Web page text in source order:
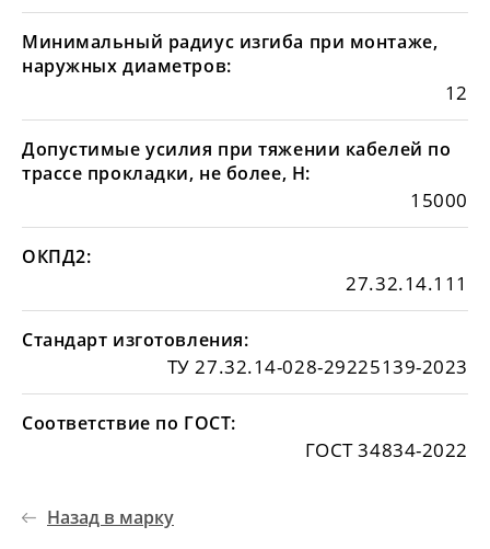
Минимальный радиус изгиба при монтаже,
наружных диаметров:
12
Допустимые усилия при тяжении кабелей по
трассе прокладки, не более, Н:
15000
ОКПД2:
27.32.14.111
Стандарт изготовления:
ТУ 27.32.14-028-29225139-2023
Соответствие по ГОСТ:
ГОСТ 34834-2022
Назад в марку